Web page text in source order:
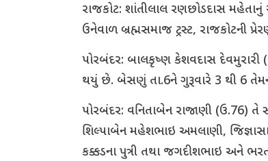
રાજકોટ: શાંતીલાલ રણછોડદાસ
ઉનેવાળ બ્રહ્મસમાજ ટ્રસ્ટ, રાજકોટની
પોરબંદર: બાલકૃષ્ણ કેશવદાસ દેવમુરારી
થયું છે. બેસણું તા.6ને ગુરૂવારે 3 થી 6
પોરબંદર: વનિતાબેન રાજાણી (ઉ.76) તે
શિલ્પાબેન મહેશભાઇ અમલાણી,
કક્કડના પુત્રી તથા જગદીશભાઇ અને